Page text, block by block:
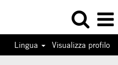
Lingua Visualizza profilo